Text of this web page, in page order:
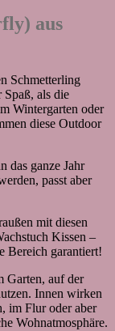
aus
Schmetterling
Spaß, als die
Wintergarten oder
diese Outdoor
das ganze Jahr
passt aber
mit diesen
Kissen –
Bereich garantiert!
Garten, auf der
Innen wirken
im Flur oder aber
Wohnatmosphäre.